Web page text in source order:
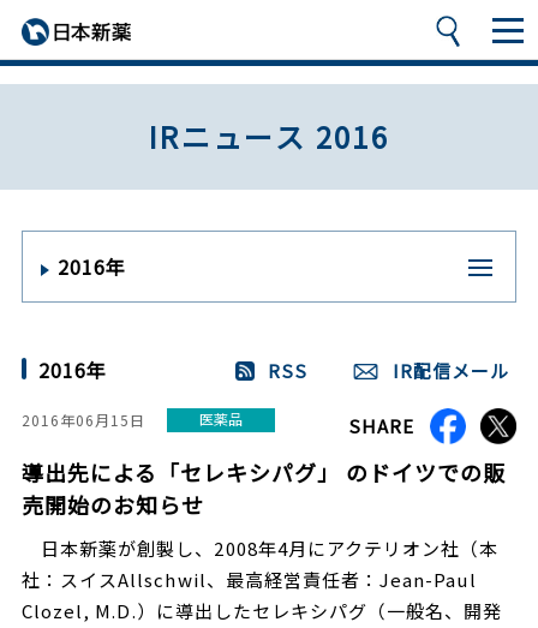
IRニュース 2016
2016年
2016年 RSS IR配信メール
2016年06月15日 医薬品 SHARE
導出先による「セレキシパグ」 のドイツでの販
売開始のお知らせ
日本新薬が創製し、2008年4月にアクテリオン社（本
社：スイスAllschwil、最高経営責任者：Jean-Paul
Clozel, M.D.）に導出したセレキシパグ（一般名、開発